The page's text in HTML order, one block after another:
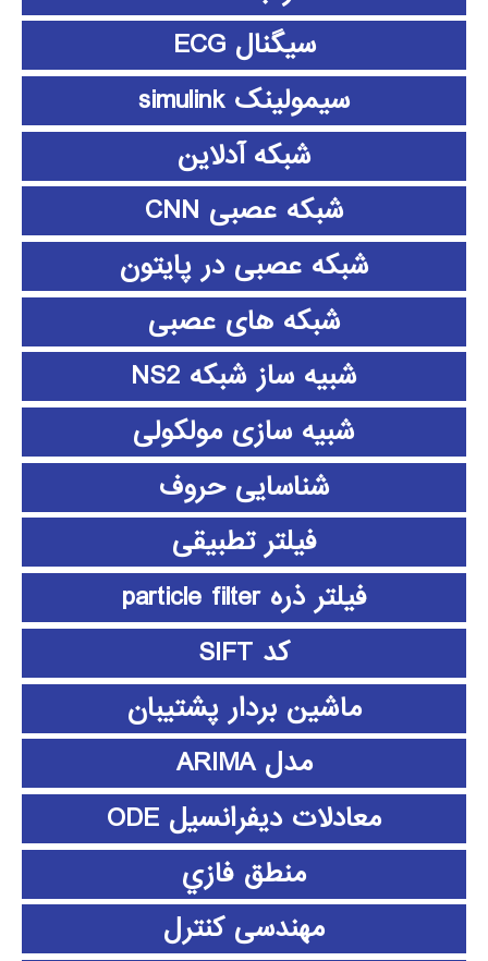
سیگنال ECG
سیمولینک simulink
شبکه آدلاین
شبکه عصبی CNN
شبکه عصبی در پایتون
شبکه های عصبی
شبیه ساز شبکه NS2
شبیه سازی مولکولی
شناسایی حروف
فیلتر تطبیقی
فیلتر ذره particle filter
کد SIFT
ماشین بردار پشتیبان
مدل ARIMA
معادلات دیفرانسیل ODE
منطق فازي
مهندسی کنترل